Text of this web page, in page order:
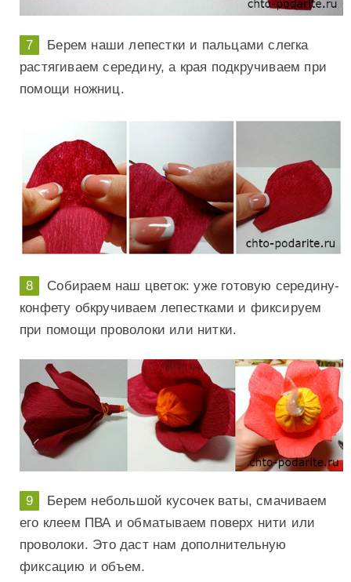
Берем наши лепестки и пальцами слегка
растягиваем середину, а края подкручиваем при
помощи ножниц.
Собираем наш цветок: уже готовую середину-
конфету обкручиваем лепестками и фиксируем
при помощи проволоки или нитки.
Берем небольшой кусочек ваты, смачиваем
его клеем ПВА и обматываем поверх нити или
проволоки. Это даст нам дополнительную
фиксацию и объем.